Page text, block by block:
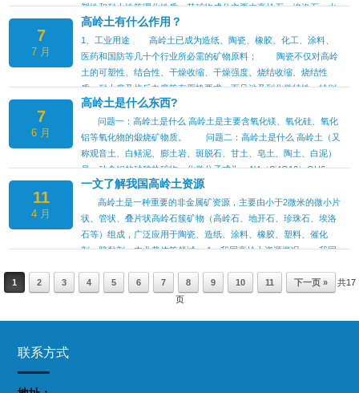
通用白…
塑性和耐火性等理化性质。其矿物成分主要由高岭石、埃洛石、水
云母、伊利石、蒙脱石以及石英、长石等矿物组成。高岭土用途十
分广泛，主要用于造纸、陶瓷和耐火材料，其次用于涂料、橡胶填
料、搪瓷釉料和白水泥原料，少量用于塑料、油漆、颜料、砂轮、
铅笔、日用化妆品、肥皂、农药、医药、纺织、石油、化工、建…
7
7 月
高岭土有什么作用？
1、工业用途 高岭土已成为造纸、陶瓷、橡胶、化工、涂料、
医药和国防等几十个行业所必需的矿物原料； 陶瓷不仅对高岭
土的可塑性、结合性、干燥收缩、干燥强度、烧结收缩、烧结性
质、耐火度及烧后白度等有严格要求，而且涉及到化学特性，特别
是铁、钛、铜、铬、锰等致色元素的存在，使烧后白度降低，产生
斑点。 2、食用 在旧社会…
7
6 月
高岭土是什么东西?
问题一：高岭土是什么 高岭土是主要含氧化镁、氧化硅、氧化
铝等氧化物的煅烧矿物质。 问题二：高岭土是什么 高岭土（又
称观音土、白鳝泥、膨土岩、斑脱石、甘土、皂土、陶土、白泥）
是一种含铝的硅酸盐矿物，化学分子式为：Al4（Si4O10）OH6，
除Al2O3外，还含SiO2，外观呈白色软泥状，颗粒细腻，状似面
粉。高岭土是一种重要的非金属矿产，与云母、石英、碳酸钙并称
为四大非金属矿，为制…
11
4 月
一文了解我国高岭土资源
高岭土是一种重要的非金属矿资源，主要由小于2微米的微小片
状、管状、叠片状高岭石簇矿物（高岭石、地开石、珍珠石、埃洛
石等）组成，广泛应用于陶瓷、造纸、涂料、橡胶、塑料、催化
剂、胶黏剂、农业载体等领域。 1、我国高岭土资源概况 我国
瓷和砖瓦等产品；而用于造纸级精制水洗高岭土的矿石储量只占总
储量6%左右，主要集中在广东茂名…
1 2 3 4 5 6 7 8 9 10 11 下一页 »
共17
页
联系方式